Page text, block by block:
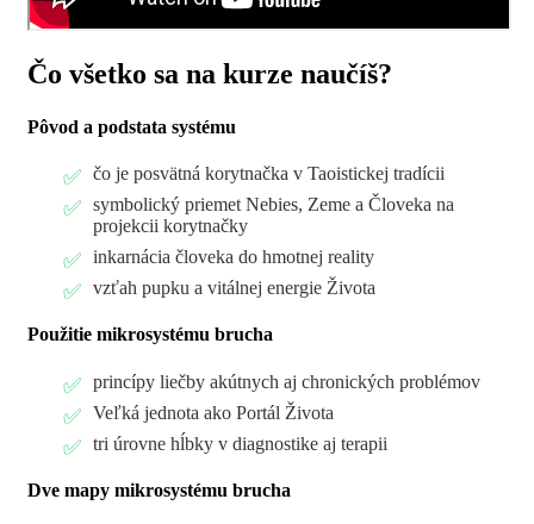
Čo všetko sa na kurze naučíš?
Pôvod a podstata systému
čo je posvätná korytnačka v Taoistickej tradícii
symbolický priemet Nebies, Zeme a Človeka na
projekcii korytnačky
inkarnácia človeka do hmotnej reality
vzťah pupku a vitálnej energie Života
Použitie mikrosystému brucha
princípy liečby akútnych aj chronických problémov
Veľká jednota ako Portál Života
tri úrovne hĺbky v diagnostike aj terapii
Dve mapy mikrosystému brucha